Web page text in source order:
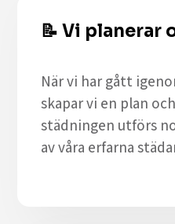
📝Vi planerar
När vi har gått
skapar vi en plan
städningen utförs
av våra erfarna